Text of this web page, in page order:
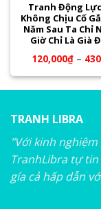
Tranh Động
Không Chịu Cố
Năm Sau Ta Chỉ
Giờ Chỉ Là Già
120,000₫–
TRANH LIBRA
"Với kinh
TranhLibra tự
gía cả hấp dẫn